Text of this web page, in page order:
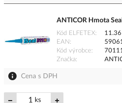
ANTICOR Hmota
Kód ELFETEX
EAN
Kód výrobce
Značka
Cena s DPH
ks